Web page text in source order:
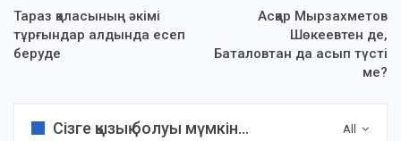
Тараз қаласының әкімі
тұрғындар алдында есеп
беруде
Асқар Мырзахметов
Шөкеевтен де,
Баталовтан да асып түсті
ме?
All
Сізге қызық болуы мүмкін...